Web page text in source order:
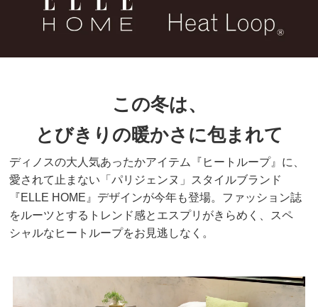
この冬は、
とびきりの暖かさに包まれて
ディノスの大人気あったかアイテム『ヒートループ』に、
愛されて止まない「パリジェンヌ」スタイルブランド
『ELLE HOME』デザインが今年も登場。 ファッション誌
をルーツとするトレンド感とエスプリがきらめく、スペ
シャルなヒートループをお見逃しなく。